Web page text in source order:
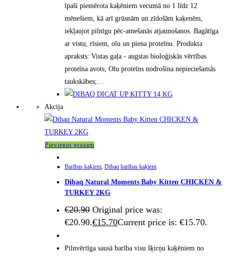
īpaši piemērota kaķēniem vecumā no 1 līdz 12
mēnešiem, kā arī grūsnām un zīdošām kaķenēm,
iekļaujot pilnīgu pēc-atnešanās atjaunošanos. Bagātīga
ar vistu, rīsiem, olu un piena proteīnu. Produkta
apraksts: Vistas gaļa - augstas bioloģiskās vērtības
proteīna avots; Olu proteīns nodrošina nepieciešamās
taukskābes;…
Akcija
Pievienot grozam
Barības kaķiem, Dibaq barības kaķiem
Dibaq Natural Moments Baby Kitten CHICKEN &
TURKEY 2KG
€20.90 Original price was:
€20.90.€15.70Current price is: €15.70.
Pilnvērtīga sausā barība visu šķirņu kaķēniem no